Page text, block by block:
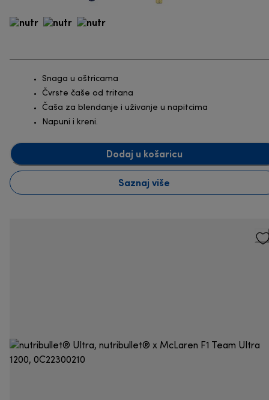
Snaga u oštricama
Čvrste čaše od tritana
Čaša za blendanje i uživanje u napitcima
Napuni i kreni.
Dodaj u košaricu
Saznaj više